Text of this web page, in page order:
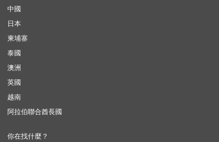
中國
日本
柬埔寨
泰國
澳洲
英國
越南
阿拉伯聯合酋長國
你在找什麼？